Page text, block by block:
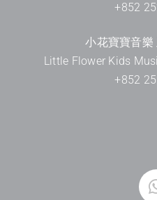
+852
小花寶寶音樂
Little Flower Kids
+852